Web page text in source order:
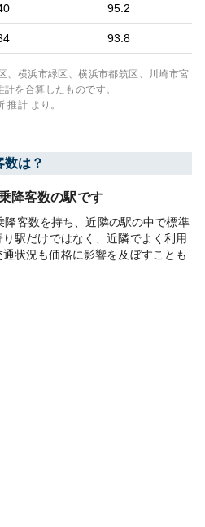
95.2
93.8
、横浜市緑区、横浜市都筑区、川崎市宮
計を合算したものです。
計 より。
数は？
降客数の駅です
客数を持ち、近隣の駅の中で標準
駅だけではなく、近隣でよく利用
状況も価格に影響を及ぼすことも